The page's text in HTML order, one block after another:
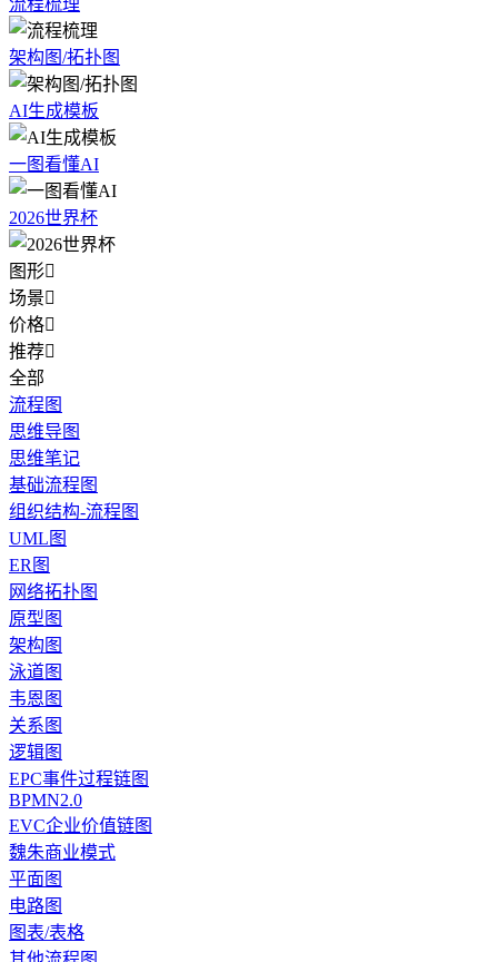
流程梳理
架构图/拓扑图
AI生成模板
一图看懂AI
2026世界杯
图形
场景
价格
推荐
全部
流程图
思维导图
思维笔记
基础流程图
组织结构-流程图
UML图
ER图
网络拓扑图
原型图
架构图
泳道图
韦恩图
关系图
逻辑图
EPC事件过程链图
BPMN2.0
EVC企业价值链图
魏朱商业模式
平面图
电路图
图表/表格